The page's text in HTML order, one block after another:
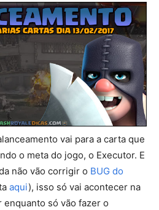
vai para a carta que
o meta do jogo, o Executor. E
não vão corrigir o BUG do
aqui), isso só vai acontecer na
só vão fazer o